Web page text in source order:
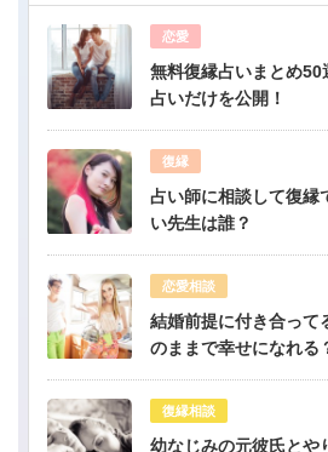
恋愛
無料復縁占いまとめ50
占いだけを公開！
復縁
占い師に相談して復縁
い先生は誰？
恋愛相談
結婚前提に付き合って
のままで幸せになれる
復縁相談
幼なじみの元彼氏とや